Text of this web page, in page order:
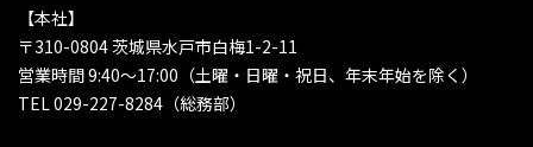
【本社】
〒310-0804 茨城県水戸市白梅1-2-11
営業時間 9:40〜17:00（土曜・日曜・祝日、年末年始を除く）
TEL 029-227-8284（総務部）